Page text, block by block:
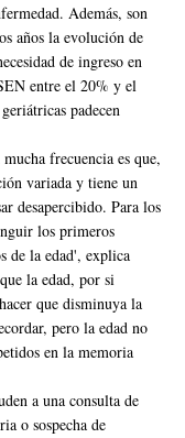
Además, son
años la evolución de
de ingreso en
entre el 20% y el
padecen
frecuencia es que,
variada y tiene un
desapercibido. Para los
los primeros
de la edad', explica
la edad, por si
que disminuya la
pero la edad no
en la memoria
a una consulta de
o sospecha de